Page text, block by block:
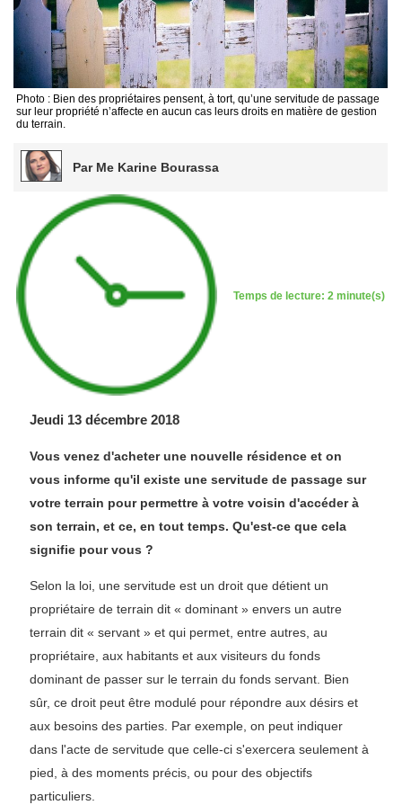
Photo : Bien des propriétaires pensent, à tort, qu’une servitude de passage
sur leur propriété n’affecte en aucun cas leurs droits en matière de gestion
du terrain.
Par Me Karine Bourassa
Temps de lecture: 2 minute(s)
Jeudi 13 décembre 2018
Vous venez d'acheter une nouvelle résidence et on
vous informe qu'il existe une servitude de passage sur
votre terrain pour permettre à votre voisin d'accéder à
son terrain, et ce, en tout temps. Qu'est-ce que cela
signifie pour vous ?
Selon la loi, une servitude est un droit que détient un
propriétaire de terrain dit « dominant » envers un autre
terrain dit « servant » et qui permet, entre autres, au
propriétaire, aux habitants et aux visiteurs du fonds
dominant de passer sur le terrain du fonds servant. Bien
sûr, ce droit peut être modulé pour répondre aux désirs et
aux besoins des parties. Par exemple, on peut indiquer
dans l'acte de servitude que celle-ci s'exercera seulement à
pied, à des moments précis, ou pour des objectifs
particuliers.